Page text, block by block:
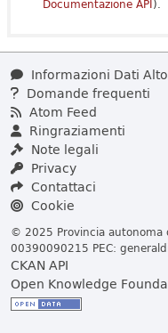
Documentazione API).
Informazioni Dati
Domande frequenti
Atom Feed
Ringraziamenti
Note legali
Privacy
Contattaci
Cookie
© 2025 Provincia autonoma
00390090215 PEC:
CKAN API
Open Knowledge